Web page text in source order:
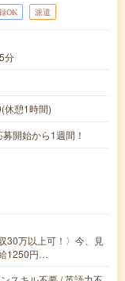
OK 派遣
分
休憩1時間)
開始から1週間！
30万以上可！〉今、見
1250円…